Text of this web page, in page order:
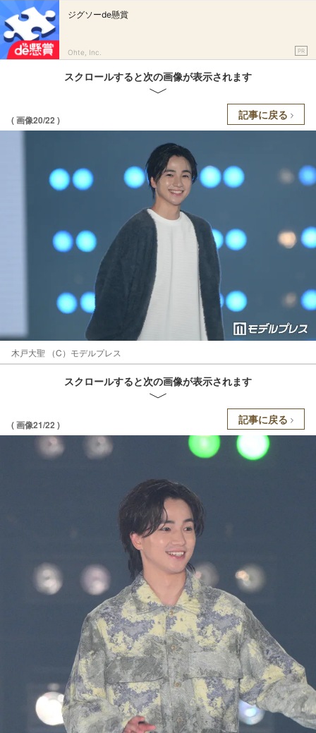
ジグソーde懸賞
Ohte, Inc. PR
スクロールすると次の画像が表示されます
( 画像20/22 ) 記事に戻る
木戸大聖 （C）モデルプレス
スクロールすると次の画像が表示されます
( 画像21/22 ) 記事に戻る